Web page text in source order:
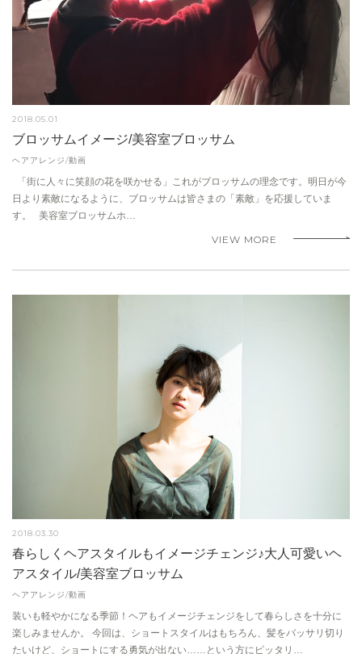
2018.05.01
ブロッサムイメージ/美容室ブロッサム
ヘアアレンジ/動画
「街に人々に笑顔の花を咲かせる」これがブロッサムの理念です。明日が今
日より素敵になるように、ブロッサムは皆さまの「素敵」を応援していま
す。 美容室ブロッサムホ…
VIEW MORE
2018.03.30
春らしくヘアスタイルもイメージチェンジ♪大人可愛いヘ
アスタイル/美容室ブロッサム
ヘアアレンジ/動画
装いも軽やかになる季節！ヘアもイメージチェンジをして春らしさを十分に
楽しみませんか。 今回は、ショートスタイルはもちろん、髪をバッサリ切り
たいけど、ショートにする勇気が出ない……という方にピッタリ…